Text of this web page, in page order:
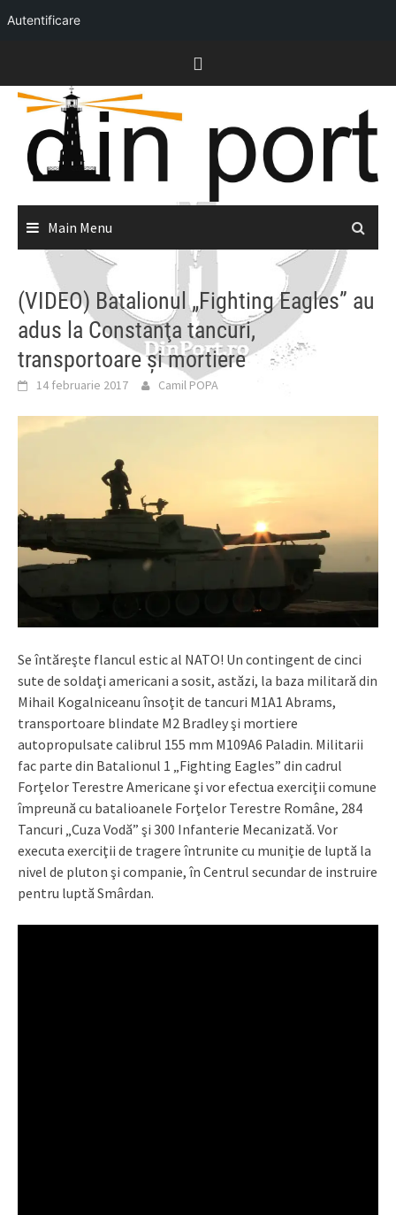
Autentificare
content
Main Menu
(VIDEO) Batalionul „Fighting Eagles” au
adus la Constanţa tancuri,
transportoare și mortiere
14 februarie 2017 Camil POPA
Se întăreşte flancul estic al NATO! Un contingent de cinci
sute de soldaţi americani a sosit, astăzi, la baza militară din
Mihail Kogalniceanu însoţit de tancuri M1A1 Abrams,
transportoare blindate M2 Bradley şi mortiere
autopropulsate calibrul 155 mm M109A6 Paladin. Militarii
fac parte din Batalionul 1 „Fighting Eagles” din cadrul
Forţelor Terestre Americane şi vor efectua exerciţii comune
împreună cu batalioanele Forţelor Terestre Române, 284
Tancuri „Cuza Vodă” şi 300 Infanterie Mecanizată. Vor
executa exerciţii de tragere întrunite cu muniţie de luptă la
nivel de pluton şi companie, în Centrul secundar de instruire
pentru luptă Smârdan.